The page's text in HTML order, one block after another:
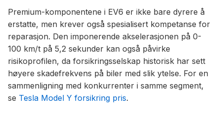
Premium-komponentene i EV6 er ikke bare dyrere å
erstatte, men krever også spesialisert kompetanse for
reparasjon. Den imponerende akselerasjonen på 0-
100 km/t på 5,2 sekunder kan også påvirke
risikoprofilen, da forsikringsselskap historisk har sett
høyere skadefrekvens på biler med slik ytelse. For en
sammenligning med konkurrenter i samme segment,
se Tesla Model Y forsikring pris.